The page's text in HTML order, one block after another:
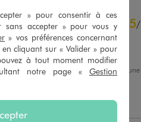
5/
Avis vérifié et récompensé
tres bien
Avis du10/07/2026 , suite à
25/06/2026
Meriem B.
Utile(0) Signaler
» pour consentir à ces
sans accepter » pour vous y
» vos préférences concernant
cliquant sur « Valider » pour
à tout moment modifier
notre page « Gestion